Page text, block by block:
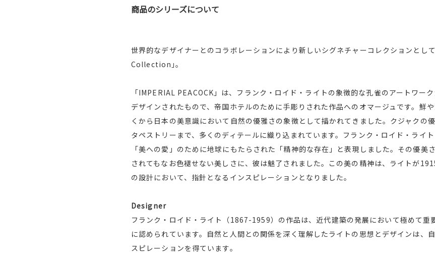
商品のシリーズについて
世界的なデザイナーとのコラボレーションにより新しいシグネチャーコレクションと
Collection｣。
「IMPERIAL PEACOCK」は、フランク・ロイド・ライトの象徴的な孔雀のアートワー
デザインされたもので、帝国ホテルのために手彫りされた作品へのオマージュです。鮮
くから日本の美意識において自然の優雅さの象徴として描かれてきました。クジャクの
タペストリーまで、多くのディテールに織り込まれています。フランク・ロイド・ライ
「美への愛」のために地球にもたらされた「精神的な存在」と表現しました。その優美
されてもなお色褪せない美しさに、彼は魅了されました。この美の精神は、ライトが
の設計において、指針となるインスピレーションとなりました。
Designer
フランク・ロイド・ライト（1867-1959）の作品は、近代建築の発展において極めて重
に認められています。自然と人間との関係を深く理解したライトの思想とデザインは、
スピレーションを得ています。